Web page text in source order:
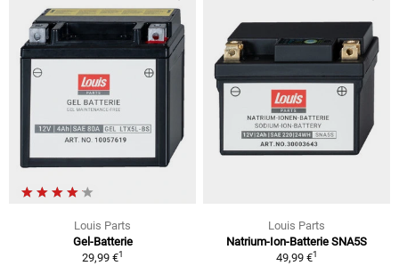
Louis Parts
Gel-Batterie
29,99 €1
Louis Parts
Natrium-Ion-Batterie SNA5S
49,99 €1